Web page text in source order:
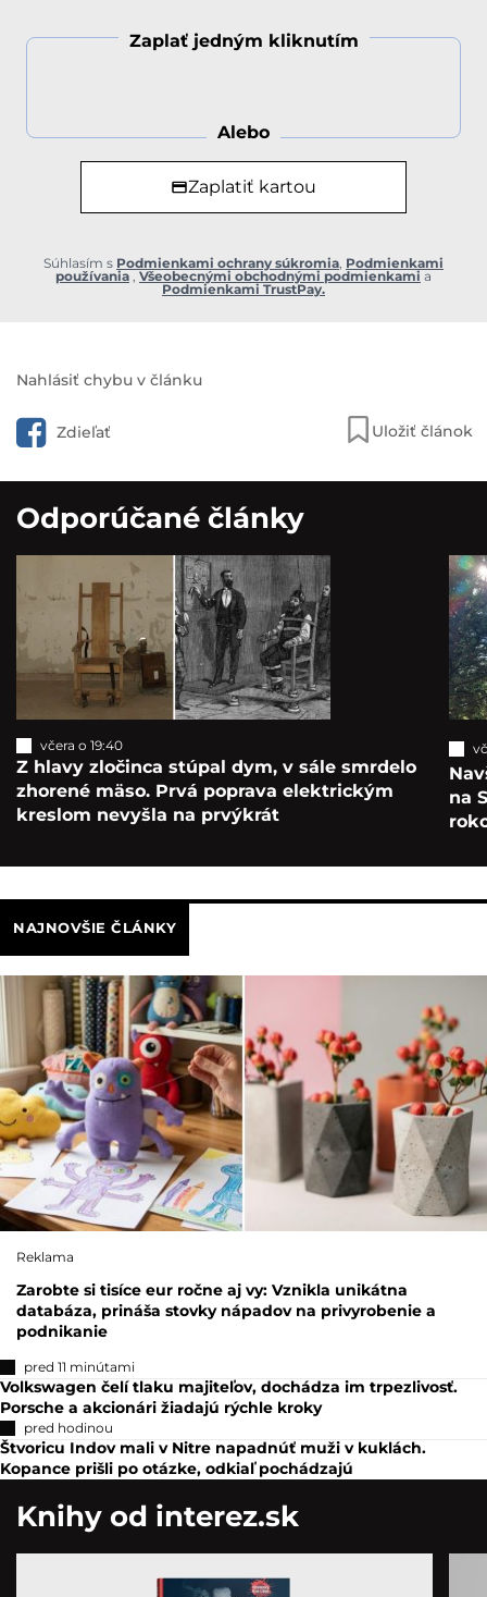
Zaplať jedným kliknutím
Alebo
Zaplatiť kartou
Súhlasím s Podmienkami ochrany súkromia, Podmienkami
používania , Všeobecnými obchodnými podmienkami a
Podmienkami TrustPay.
Nahlásiť chybu v článku
Zdieľať Uložiť článok
Odporúčané články
včera o 19:40
Z hlavy zločinca stúpal dym, v sále smrdelo
zhorené mäso. Prvá poprava elektrickým
kreslom nevyšla na prvýkrát
na
NAJNOVŠIE ČLÁNKY
Reklama
Zarobte si tisíce eur ročne aj vy: Vznikla unikátna
databáza, prináša stovky nápadov na privyrobenie a
podnikanie
pred 11 minútami
Volkswagen čelí tlaku majiteľov, dochádza im trpezlivosť.
Porsche a akcionári žiadajú rýchle kroky
pred hodinou
Štvoricu Indov mali v Nitre napadnúť muži v kuklách.
Kopance prišli po otázke, odkiaľ pochádzajú
Knihy od interez.sk